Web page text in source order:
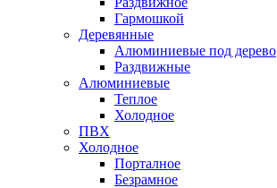
Гармошкой
Деревянные
Алюминиевые под дерево
Раздвижные
Алюминиевые
Теплое
Холодное
ПВХ
Холодное
Порталное
Безрамное